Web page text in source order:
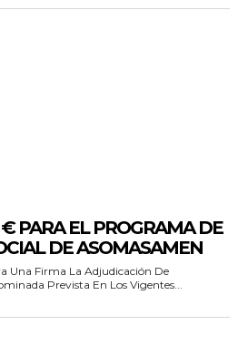
PARA EL PROGRAMA DE
DE ASOMASAMEN
Una Firma La Adjudicación De
Prevista En Los Vigentes...